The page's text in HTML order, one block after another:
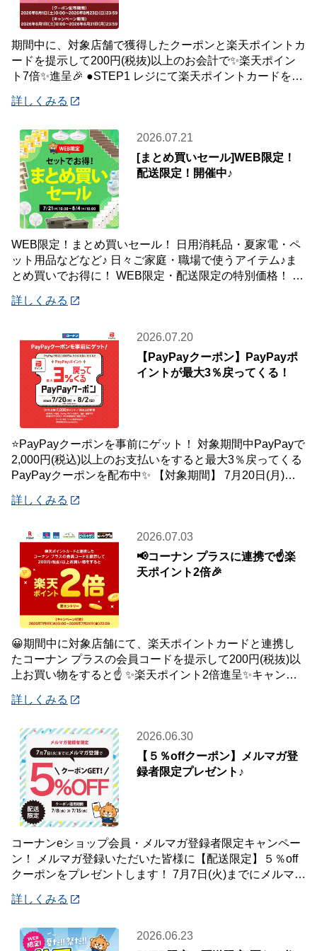
期間中に、対象店舗で獲得したクーポンと楽天ポイントカ
ードを提示して200円(税抜)以上のお会計で✨楽天ポイン
ト7倍✨進呈🎉 ●STEP1 レジにて楽天ポイントカードを提
詳しくみる
2026.07.21
[まとめ買いセール]WEB限定！
配送限定！開催中♪
WEB限定！まとめ買いセール！ 日用消耗品・夏家電・ペ
ット用品などなど♪ 日々ご家庭・職場で使うアイテム♪ま
とめ買いでお得に！ WEB限定・配送限定の特別価格！ た
詳しくみる
2026.07.20
【PayPayクーポン】PayPayポ
イントが最大3％戻ってくる！
⭐PayPayクーポンを事前にゲット！ 対象期間中PayPayで
2,000円(税込)以上のお支払いをすると最大3％戻ってくる
PayPayクーポンを配布中✨ 【対象期間】 7月20日(月)～8
詳しくみる
2026.07.03
📢コーナン プラスに連携で☝️楽
天ポイント2倍🎉
😀期間中に対象店舗にて、楽天ポイントカードと連携し
たコーナン プラスの会員コードを提示して200円(税抜)以
上お買い物をすると☝️ ✨楽天ポイント2倍進呈✨キャンペ
詳しくみる
2026.06.30
【５％offクーポン】メルマガ登
録者限定プレゼント♪
コーナンeショップ会員・メルマガ登録者限定キャンペー
ン！ メルマガ登録いただいた皆様に【配送限定】５％off
クーポンをプレゼントします！ 7月7日(火)までにメルマガ
詳しくみる
2026.06.23